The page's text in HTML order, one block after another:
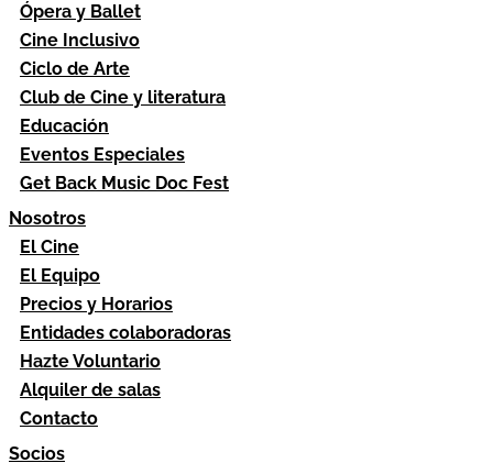
Ópera y Ballet
Cine Inclusivo
Ciclo de Arte
Club de Cine y literatura
Educación
Eventos Especiales
Get Back Music Doc Fest
Nosotros
El Cine
El Equipo
Precios y Horarios
Entidades colaboradoras
Hazte Voluntario
Alquiler de salas
Contacto
Socios